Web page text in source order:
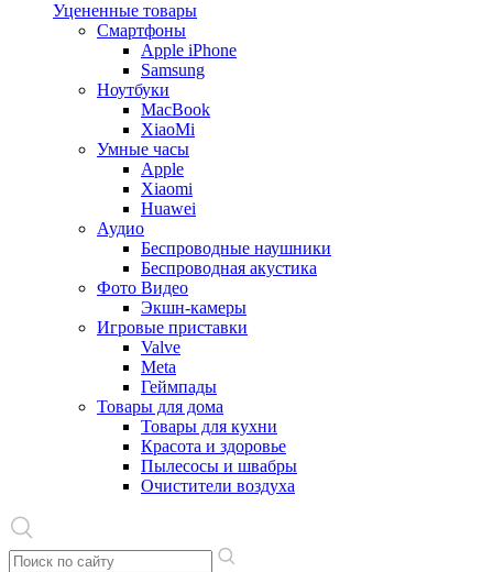
Уцененные товары
Cмартфоны
Apple iPhone
Samsung
Ноутбуки
MacBook
XiaoMi
Умные часы
Apple
Xiaomi
Huawei
Аудио
Беспроводные наушники
Беспроводная акустика
Фото Видео
Экшн-камеры
Игровые приставки
Valve
Meta
Геймпады
Товары для дома
Товары для кухни
Красота и здоровье
Пылесосы и швабры
Очистители воздуха